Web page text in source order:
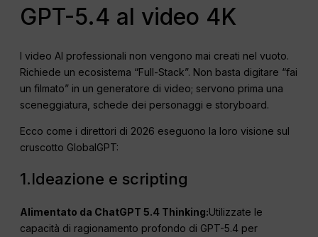
GPT-5.4 al video 4K
I video AI professionali non vengono mai creati nel vuoto.
Richiede un ecosistema “Full-Stack”. Non basta digitare “fai
un filmato” in un generatore di video; servono prima una
sceneggiatura, schede dei personaggi e storyboard.
Ecco come i direttori di 2026 eseguono la loro visione sul
cruscotto GlobalGPT:
1.Ideazione e scripting
Alimentato da ChatGPT 5.4 Thinking:Utilizzate le
capacità di ragionamento profondo di GPT-5.4 per